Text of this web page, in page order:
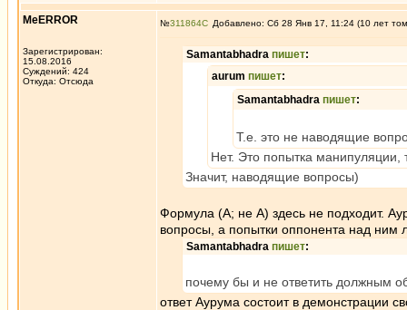
MeERROR
Зарегистрирован:
15.08.2016
Суждений: 424
Откуда: Отсюда
№311864 Добавлено: Сб 28 Янв 17, 11:24 (10 лет
Samantabhadra пишет:
aurum пишет:
Samantabhadra пишет:
Т.е. это не наводящие
Нет. Это попытка манипуляции,
Значит, наводящие вопросы)
Формула (А; не А) здесь не подходит.
вопросы, а попытки оппонента над ним
Samantabhadra пишет:
почему бы и не ответить должным
ответ Аурума состоит в демонстрации